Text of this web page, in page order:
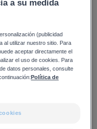
a su medida
(publicidad
al utilizar nuestro sitio. Para
aceptar directamente el
el uso de cookies. Para
datos personales, consulte
Política de